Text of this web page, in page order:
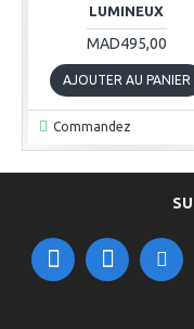
LUMINEUX
MAD495,00
AJOUTER AU PANIER
Commandez